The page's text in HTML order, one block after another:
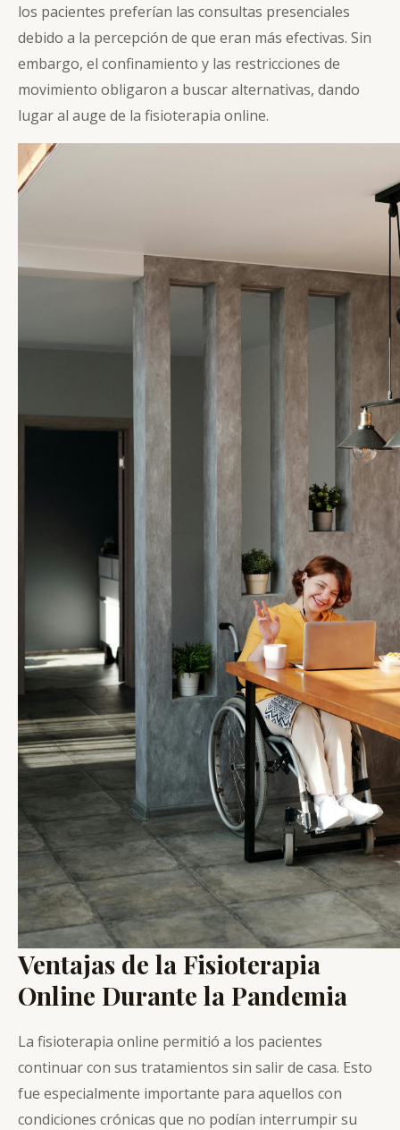
los pacientes preferían las consultas presenciales
debido a la percepción de que eran más efectivas. Sin
embargo, el confinamiento y las restricciones de
movimiento obligaron a buscar alternativas, dando
lugar al auge de la fisioterapia online.
Ventajas de la Fisioterapia
Online Durante la Pandemia
La fisioterapia online permitió a los pacientes
continuar con sus tratamientos sin salir de casa. Esto
fue especialmente importante para aquellos con
condiciones crónicas que no podían interrumpir su